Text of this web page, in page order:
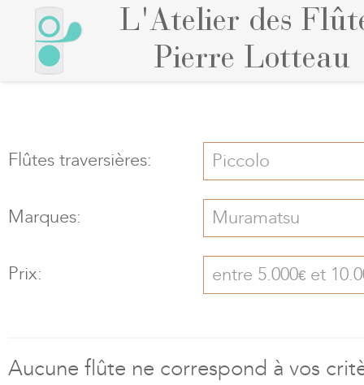
L'Atelier des
Pierre Lotteau
Flûtes traversières: Piccolo
Marques: Muramatsu
Prix: entre 5.000€ et
Aucune flûte ne correspond à vos